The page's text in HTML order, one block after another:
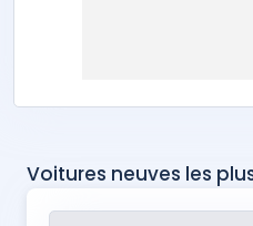
Voitures neuves les